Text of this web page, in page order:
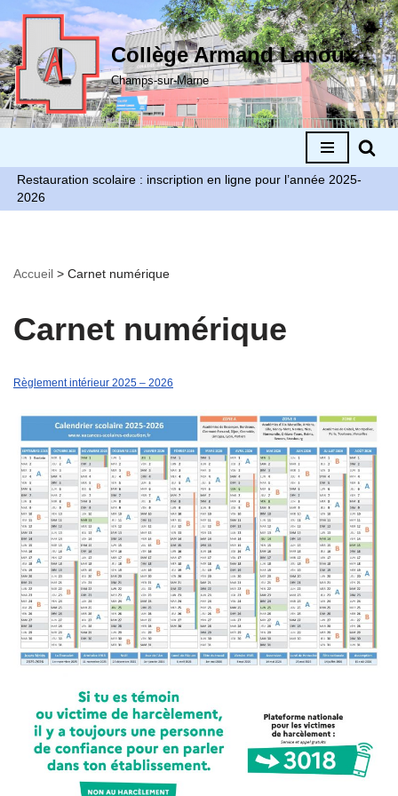
Aller
au
contenu
Collège Armand Lanoux
Champs-sur-Marne
Restauration scolaire : inscription en ligne pour l’année 2025-
2026
Accueil > Carnet numérique
Carnet numérique
Règlement intérieur 2025 – 2026